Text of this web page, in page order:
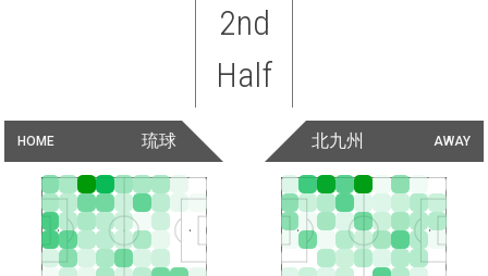
2nd
Half
HOME 琉球 AWAY
北九州